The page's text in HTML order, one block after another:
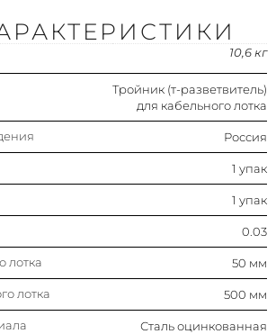
10,6 кг
Тройник (т-разветвитель)
для кабельного лотка
Россия
1 упак
1 упак
0.03
лотка 50 мм
лотка 500 мм
Сталь оцинкованная